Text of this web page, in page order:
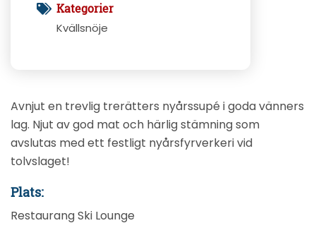
Kategorier
Kvällsnöje
Avnjut en trevlig trerätters nyårssupé i goda vänners
lag. Njut av god mat och härlig stämning som
avslutas med ett festligt nyårsfyrverkeri vid
tolvslaget!
Plats:
Restaurang Ski Lounge